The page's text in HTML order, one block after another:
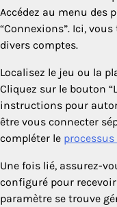
Accédez au menu des
“Connexions”. Ici,
divers comptes.
Localisez le jeu ou la
Cliquez sur le bouton
instructions pour
être vous connecter
compléter le processus
Une fois lié, assurez-
configuré pour
paramètre se trouve